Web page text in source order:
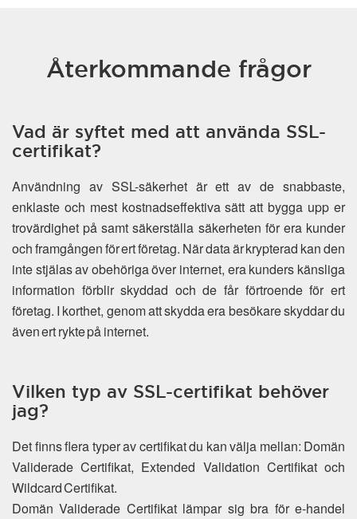
Återkommande frågor
Vad är syftet med att använda SSL-
certifikat?
Användning av SSL-säkerhet är ett av de snabbaste,
enklaste och mest kostnadseffektiva sätt att bygga upp er
trovärdighet på samt säkerställa säkerheten för era kunder
och framgången för ert företag. När data är krypterad kan den
inte stjälas av obehöriga över internet, era kunders känsliga
information förblir skyddad och de får förtroende för ert
företag. I korthet, genom att skydda era besökare skyddar du
även ert rykte på internet.
Vilken typ av SSL-certifikat behöver
jag?
Det finns flera typer av certifikat du kan välja mellan: Domän
Validerade Certifikat, Extended Validation Certifikat och
Wildcard Certifikat.
Domän Validerade Certifikat lämpar sig bra för e-handel